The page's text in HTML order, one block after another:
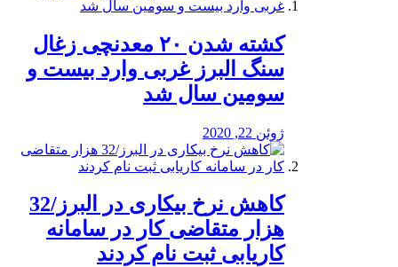
کشته شدن ۲۰ معدنچی زغال
سنگ البرز غربی وارد بیست و
سومین سال شد
ژوئن 22, 2020
کاهش نرخ بیکاری در البرز/32
هزار متقاضی کار در سامانه
کاریابی ثبت نام کردند